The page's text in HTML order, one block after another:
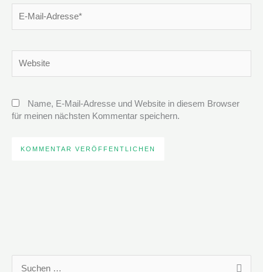
Mail-
Name, E-Mail-Adresse und Website in diesem Browser
für meinen nächsten Kommentar speichern.